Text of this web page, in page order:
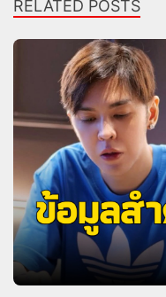
RELATED POSTS